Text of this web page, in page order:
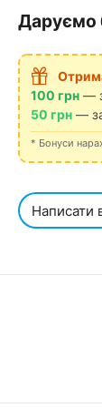
Даруємо
100 грн —
50 грн —
* Бонуси
Написати